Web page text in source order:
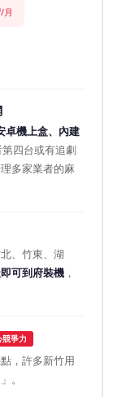
/月
卓機上盒、內建
四台或有追劇
多家業者的麻
、竹東、湖
可到府裝機，
競爭力
，許多新竹用
。